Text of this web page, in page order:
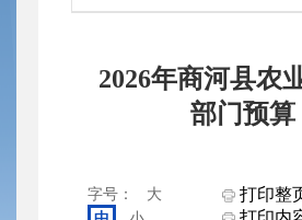
2026年商河县农
部门预算
字号：
大
打印整